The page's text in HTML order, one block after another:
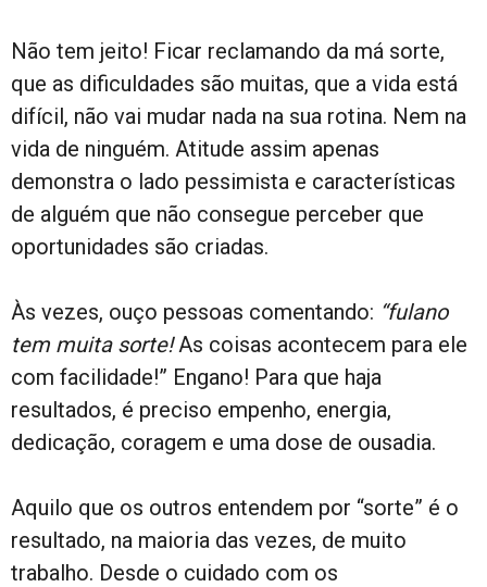
Não tem jeito! Ficar reclamando da má sorte,
que as dificuldades são muitas, que a vida está
difícil, não vai mudar nada na sua rotina. Nem na
vida de ninguém. Atitude assim apenas
demonstra o lado pessimista e características
de alguém que não consegue perceber que
oportunidades são criadas.
Às vezes, ouço pessoas comentando: “fulano
tem muita sorte!As coisas acontecem para ele
com facilidade!” Engano! Para que haja
resultados, é preciso empenho, energia,
dedicação, coragem e uma dose de ousadia.
Aquilo que os outros entendem por “sorte” é o
resultado, na maioria das vezes, de muito
trabalho. Desde o cuidado com os